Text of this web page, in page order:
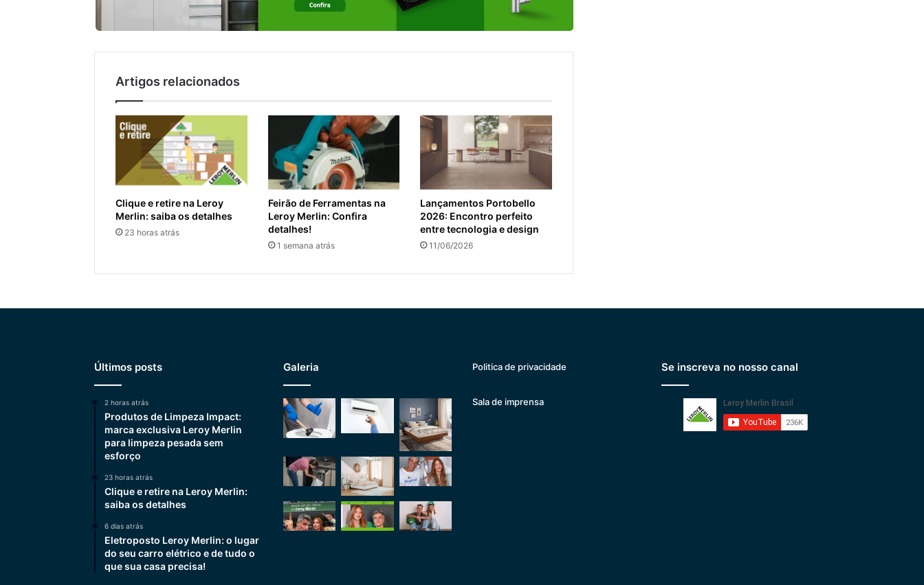
Artigos relacionados
Clique e retire na Leroy
Merlin: saiba os detalhes
23 horas atrás
Feirão de Ferramentas na
Leroy Merlin: Confira
detalhes!
1 semana atrás
Lançamentos Portobello
2026: Encontro perfeito
entre tecnologia e design
11/06/2026
Últimos posts
2 horas atrás
Produtos de Limpeza Impact:
marca exclusiva Leroy Merlin
para limpeza pesada sem
esforço
23 horas atrás
Clique e retire na Leroy Merlin:
saiba os detalhes
6 dias atrás
Eletroposto Leroy Merlin: o lugar
do seu carro elétrico e de tudo o
que sua casa precisa!
Galeria Politica de privacidade
Sala de imprensa
Se inscreva no nosso canal